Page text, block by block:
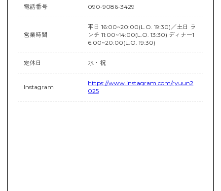
電話番号 090-9086-3429
営業時間
平日 16:00~20:00(L.O. 19:30)／土日 ラ
ンチ 11:00~14:00(L.O. 13:30) ディナー1
6:00~20:00(L.O. 19:30)
定休日 水・祝
Instagram
https://www.instagram.com/ryuun2
025